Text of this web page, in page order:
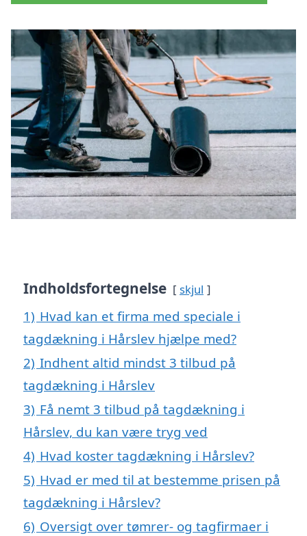
Indholdsfortegnelse skjul
1) Hvad kan et firma med speciale i
tagdækning i Hårslev hjælpe med?
2) Indhent altid mindst 3 tilbud på
tagdækning i Hårslev
3) Få nemt 3 tilbud på tagdækning i
Hårslev, du kan være tryg ved
4) Hvad koster tagdækning i Hårslev?
5) Hvad er med til at bestemme prisen på
tagdækning i Hårslev?
6) Oversigt over tømrer- og tagfirmaer i